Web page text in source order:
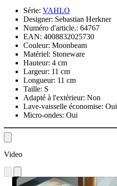
Série: VAHLO
Designer: Sebastian Herkner
Numéro d'article.: 64767
EAN: 4008832025730
Couleur: Moonbeam
Matériel: Stoneware
Hauteur: 4 cm
Largeur: 11 cm
Longueur: 11 cm
Taille: S
Adapté à l'extérieur: Non
Lave-vaisselle économise: Oui
Micro-ondes: Oui
Video